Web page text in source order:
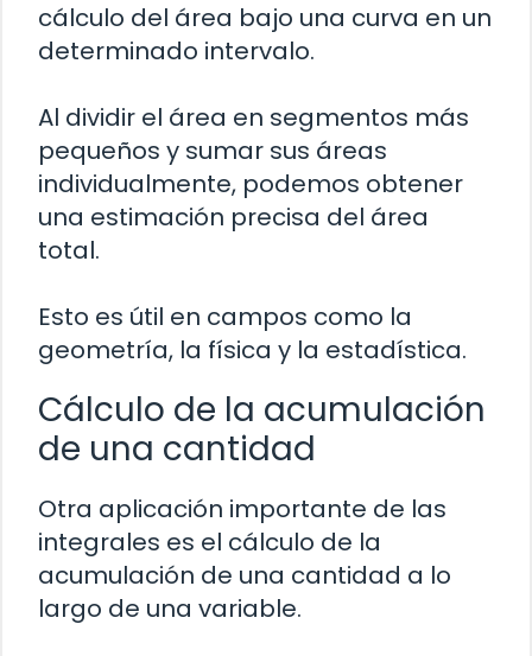
cálculo del área bajo una curva en un
determinado intervalo.
Al dividir el área en segmentos más
pequeños y sumar sus áreas
individualmente, podemos obtener
una estimación precisa del área
total.
Esto es útil en campos como la
geometría, la física y la estadística.
Cálculo de la acumulación
de una cantidad
Otra aplicación importante de las
integrales es el cálculo de la
acumulación de una cantidad a lo
largo de una variable.